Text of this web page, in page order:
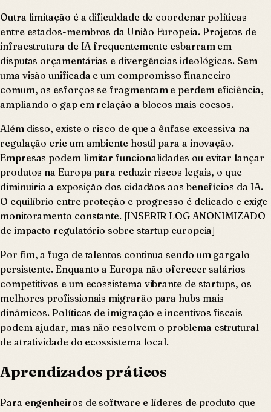
Outra limitação é a dificuldade de coordenar políticas
entre estados-membros da União Europeia. Projetos de
infraestrutura de IA frequentemente esbarram em
disputas orçamentárias e divergências ideológicas. Sem
uma visão unificada e um compromisso financeiro
comum, os esforços se fragmentam e perdem eficiência,
ampliando o gap em relação a blocos mais coesos.
Além disso, existe o risco de que a ênfase excessiva na
regulação crie um ambiente hostil para a inovação.
Empresas podem limitar funcionalidades ou evitar lançar
produtos na Europa para reduzir riscos legais, o que
diminuiria a exposição dos cidadãos aos benefícios da IA.
O equilíbrio entre proteção e progresso é delicado e exige
monitoramento constante. [INSERIR LOG ANONIMIZADO
de impacto regulatório sobre startup europeia]
Por fim, a fuga de talentos continua sendo um gargalo
persistente. Enquanto a Europa não oferecer salários
competitivos e um ecossistema vibrante de startups, os
melhores profissionais migrarão para hubs mais
dinâmicos. Políticas de imigração e incentivos fiscais
podem ajudar, mas não resolvem o problema estrutural
de atratividade do ecossistema local.
Aprendizados práticos
Para engenheiros de software e líderes de produto que